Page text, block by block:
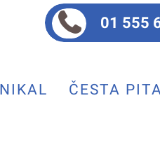
01 555
NIKAL ČESTA